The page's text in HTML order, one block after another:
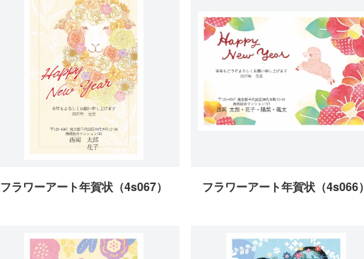
フラワーアート年賀状（4s067） フラワーアート年賀状（4s066）